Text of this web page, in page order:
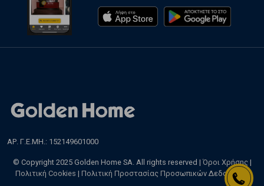
ΑΡ. Γ.Ε.ΜΗ.: 152149601000
© Copyright 2025 Golden Home SA. All rights reserved | Όροι Χρήσης |
Πολιτική Cookies | Πολιτική Προστασίας Προσωπικών Δεδομένων